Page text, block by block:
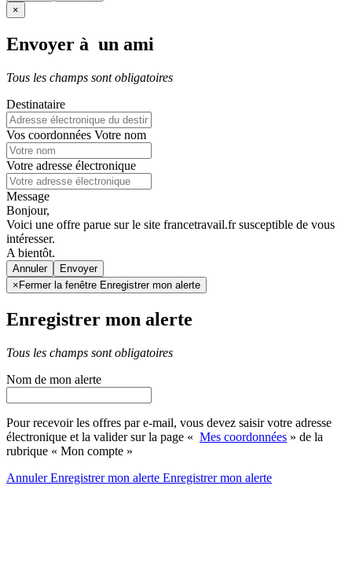
×
Envoyer à un ami
Tous les champs sont obligatoires
Destinataire
Vos coordonnées Votre nom
Votre adresse électronique
Message
Bonjour,
Voici une offre parue sur le site francetravail.fr susceptible de vous
intéresser.
A bientôt.
Annuler
× Fermer la fenêtre Enregistrer mon alerte
Enregistrer mon alerte
Tous les champs sont obligatoires
Nom de mon alerte
Pour recevoir les offres par e-mail, vous devez saisir votre adresse
électronique et la valider sur la page « Mes coordonnées » de la
rubrique « Mon compte »
AnnulerEnregistrer mon alerte Enregistrermon alerte